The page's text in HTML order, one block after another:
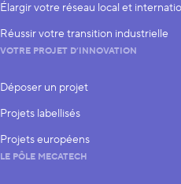
Élargir votre réseau local et
Réussir votre transition industrielle
VOTRE PROJET D’INNOVATION
Déposer un projet
Projets labellisés
Projets européens
LE PÔLE MECATECH